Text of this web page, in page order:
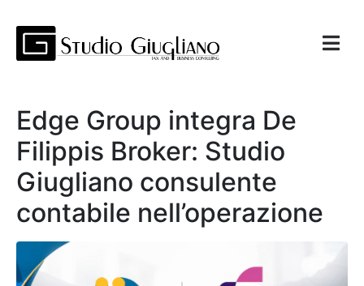
Edge Group integra De
Filippis Broker: Studio
Giugliano consulente
contabile nell’operazione